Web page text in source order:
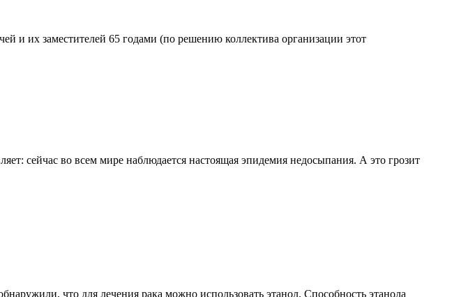
и их заместителей 65 годами (по решению коллектива организации этот
сейчас во всем мире наблюдается настоящая эпидемия недосыпания. А это грозит
что для лечения рака можно использовать этанол. Способность этанола